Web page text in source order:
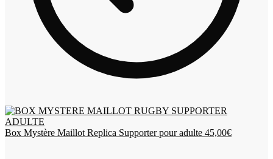
Box Mystère Maillot Replica Supporter pour adulte 45,00€